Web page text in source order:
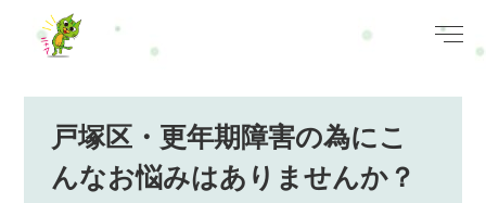
戸塚区・更年期障害の為にこ
んなお悩みはありませんか？